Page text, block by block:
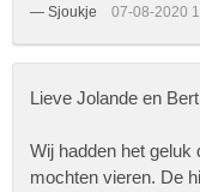
— Sjoukje 07-08-2020
Lieve Jolande en
Wij hadden het geluk
mochten vieren. De